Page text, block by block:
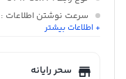
سرعت نوشتن اطلاعات : 1050 مگابایت بر ثانیه
سایر قابلیت‌ ها
Encryption)
+ اطلاعات بیشتر
سحر رایانه